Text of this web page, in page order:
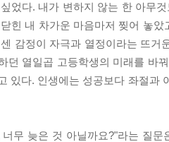
었다. 내가 변하지 않는 한 아무
힌 내 차가운 마음마저 찢어 놓
감정이 자극과 열정이라는 뜨
던 열일곱 고등학생의 미래를 바
있다. 인생에는 성공보다 좌절과
무 늦은 것 아닐까요?"라는 질